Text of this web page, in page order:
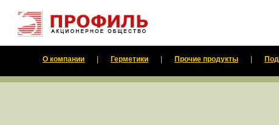
О компании Герметики Прочие продукты